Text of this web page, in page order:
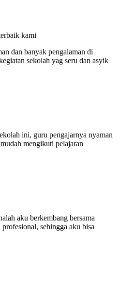
kami
dan banyak pengalaman di
sekolah yag seru dan asyik
ini, guru pengajarnya nyaman
mengikuti pelajaran
aku berkembang bersama
sehingga aku bisa